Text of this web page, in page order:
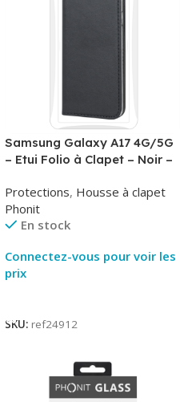
Samsung Galaxy A17 4G/5G
– Etui Folio à Clapet – Noir –
Protections, Housse à clapet
Phonit
En stock
Connectez-vous pour voir les
prix
SKU: ref24912